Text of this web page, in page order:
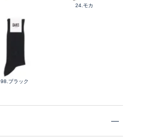
24.モカ
98.ブラック